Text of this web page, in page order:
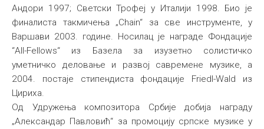
Андори 1997; Светски Трофеј у Италији 1998. Био је
финалиста такмичења „Chain“ за све инструменте, у
Варшави 2003. године. Носилац је награде Фондације
“All-Fellows“ из Базела за изузетно солистичко
уметничко деловање и развој савремене музике, а
2004. постаје стипендиста фондације Friedl-Wald из
Цириха.
Од Удружења композитора Србије добија награду
„Александар Павловић“ за промоцију српске музике у